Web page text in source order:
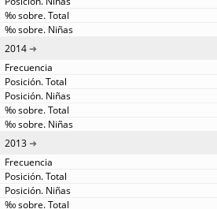
2014
2013